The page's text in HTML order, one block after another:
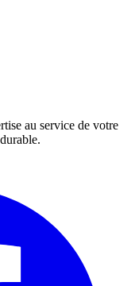
au service de votre